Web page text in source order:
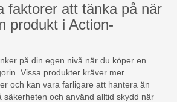
faktorer att tänka på när
produkt i Action-
på din egen nivå när du köper en
Vissa produkter kräver mer
och kan vara farligare att hantera än
säkerheten och använd alltid skydd när